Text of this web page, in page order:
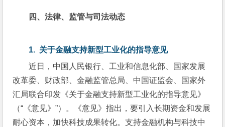
四、法律、监管与司法动态
1. 关于金融支持新型工业化的指导意见
近日，中国人民银行、工业和信息化部、国家发展
改革委、财政部、金融监管总局、中国证监会、国家外
汇局联合印发《关于金融支持新型工业化的指导意见》
（“《意见》”）。《意见》指出，要引入长期资金和发展
耐心资本，加快科技成果转化。支持金融机构与科技中